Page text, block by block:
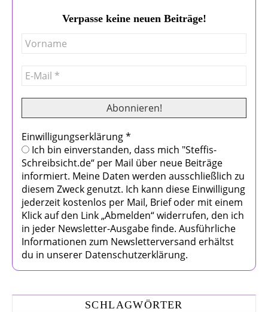
Verpasse keine neuen Beiträge!
Einwilligungserklärung*
Ich bin einverstanden, dass mich "Steffis-
Schreibsicht.de“ per Mail über neue Beiträge
informiert. Meine Daten werden ausschließlich zu
diesem Zweck genutzt. Ich kann diese Einwilligung
jederzeit kostenlos per Mail, Brief oder mit einem
Klick auf den Link „Abmelden“ widerrufen, den ich
in jeder Newsletter-Ausgabe finde. Ausführliche
Informationen zum Newsletterversand erhältst
du in unserer Datenschutzerklärung.
SCHLAGWÖRTER